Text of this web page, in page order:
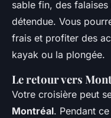
sable fin, des
détendue. Vous
frais et profiter des
kayak ou la plongée.
Le retour vers
Votre croisière peut
Montréal. Pendant